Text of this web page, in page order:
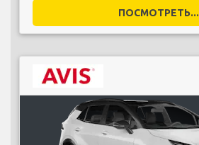
ПОСМОТРЕТЬ...